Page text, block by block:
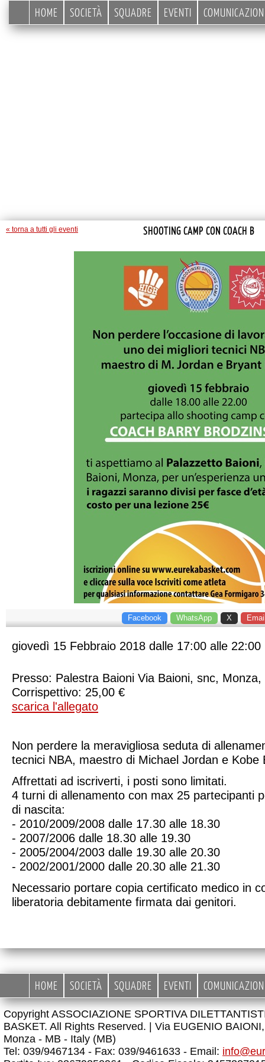
HOME SOCIETÀ SQUADRE EVENTI
« torna a tutti gli eventi SHOOTING CAMP CON COACH B
Facebook WhatsApp X
giovedì 15 Febbraio 2018 dalle 17:00 alle 22:00
Presso: ​ Palestra Baioni Via Baioni, snc, Monza,
Corrispettivo: 25,00 €
scarica l'allegato
Non perdere la meravigliosa seduta di
tecnici NBA, maestro di Michael Jordan e Kobe
Affrettati ad iscriverti, i posti sono limitati.
4 turni di allenamento con max 25 partecipanti
di nascita:
- 2010/2009/2008 dalle 17.30 alle 18.30
- 2007/2006 dalle 18.30 alle 19.30
- 2005/2004/2003 dalle 19.30 alle 20.30
- 2002/2001/2000 dalle 20.30 alle 21.30
Necessario portare copia certificato medico in
liberatoria debitamente firmata dai genitori.
HOME SOCIETÀ SQUADRE EVENTI
Copyright ASSOCIAZIONE SPORTIVA
BASKET. All Rights Reserved. | Via EUGENIO
Monza - MB - Italy (MB)
Tel: 039/9467134 - Fax: 039/9461633 - Email: